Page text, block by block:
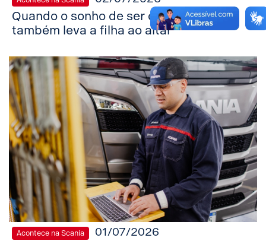
Quando o sonho de ser caminhoneira
também leva a filha ao altar
Acontece na Scania 01/07/2026